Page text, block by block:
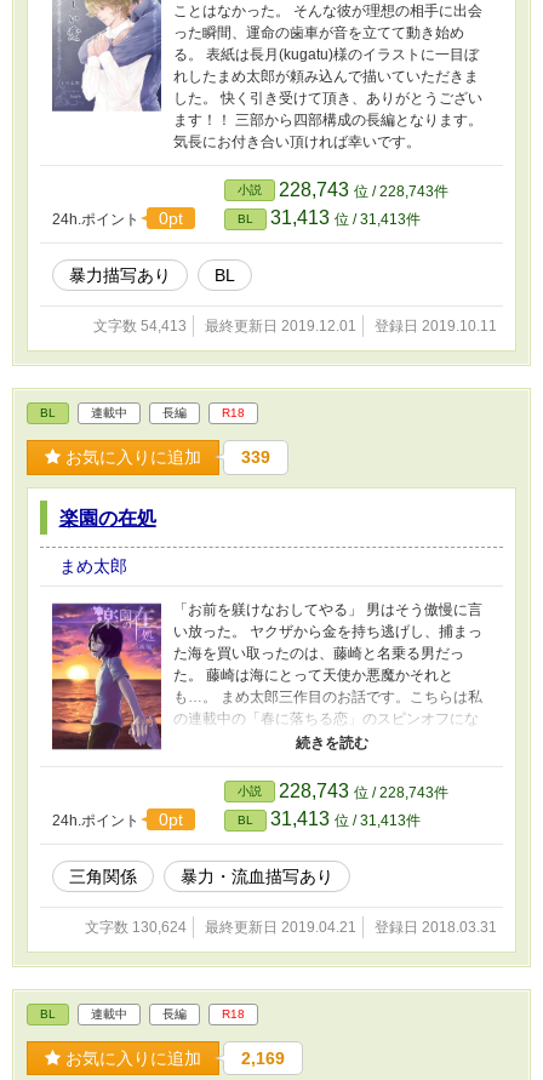
ことはなかった。 そんな彼が理想の相手に出会
った瞬間、運命の歯車が音を立てて動き始め
る。 表紙は長月(kugatu)様のイラストに一目ぼ
れしたまめ太郎が頼み込んで描いていただきま
した。 快く引き受けて頂き、ありがとうござい
ます！！ 三部から四部構成の長編となります。
気長にお付き合い頂ければ幸いです。
24h.ポイント 0pt
小説 228,743 位 / 228,743件
BL 31,413 位 / 31,413件
暴力描写あり BL
文字数 54,413 最終更新日 2019.12.01 登録日 2019.10.11
BL 連載中 長編 R18
お気に入りに追加 339
楽園の在処
まめ太郎
「お前を躾けなおしてやる」 男はそう傲慢に言
い放った。 ヤクザから金を持ち逃げし、捕まっ
た海を買い取ったのは、藤崎と名乗る男だっ
た。 藤崎は海にとって天使か悪魔かそれと
も…。 まめ太郎三作目のお話です。こちらは私
の連載中の「春に落ちる恋」のスピンオフにな
ります。 そちらを未読でも楽しんでいただける
いという方はそちらも併せてお読みいただける
と嬉しいです。 ●表紙はツイッター上で「アキレ
ス・犬」様または「オラ腐」様にお願いして書
いていただきました。強引なお願いにも関わら
ず、快く引き受けてくださったこと感謝いたし
ます。 またこの話はR-18となりますが、いつも
のまめ太郎の作品と比べて、暴力描写が多くな
ります。 薬物乱用など反社会的な描写も出てき
ますが、私はそれを現実世界で容認している立
と小説の区別のつかない方ご注意ください。 上
記の理由から、18歳以下の方には悪影響を及ぼ
す可能性がありますので、閲覧しないようにお
願いします。 ☆更新はかなり不定期です。また
24h.ポイント 0pt
小説 228,743 位 / 228,743件
BL 31,413 位 / 31,413件
三角関係 暴力・流血描写あり
文字数 130,624 最終更新日 2019.04.21 登録日 2018.03.31
BL 連載中 長編 R18
お気に入りに追加 2,169